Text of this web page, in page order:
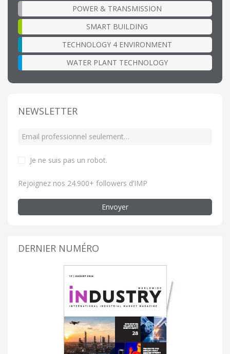
POWER & TRANSMISSION
SMART BUILDING
TECHNOLOGY 4 ENVIRONMENT
WATER PLANT TECHNOLOGY
NEWSLETTER
Je ne suis pas un robot.
Rejoignez nos 24.900+ followers d’IMP
Envoyer
DERNIER NUMÉRO